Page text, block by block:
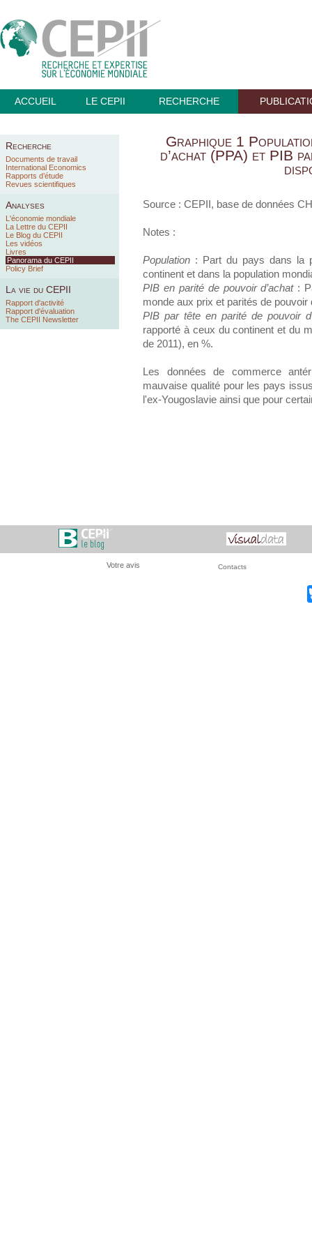
ACCUEIL LE CEPII RECHERCHE
Recherche
Documents de travail
International Economics
Rapports d’étude
Revues scientifiques
Analyses
L'économie mondiale
La Lettre du CEPII
Le Blog du CEPII
Les vidéos
Livres
Panorama du CEPII
Policy Brief
La vie du CEPII
Rapport d'activité
Rapport d'évaluation
The CEPII Newsletter
Graphique 1
d’achat (PPA) et PIB
Source : CEPII, base de données
Notes :
Population : Part du pays dans la
continent et dans la population
PIB en parité de pouvoir d’achat:
monde aux prix et parités de pouvoir
PIB par tête en parité de pouvoir
rapporté à ceux du continent et du
de 2011), en %.
Les données de commerce
mauvaise qualité pour les pays
l'ex-Yougoslavie ainsi que pour
Votre avis Contacts